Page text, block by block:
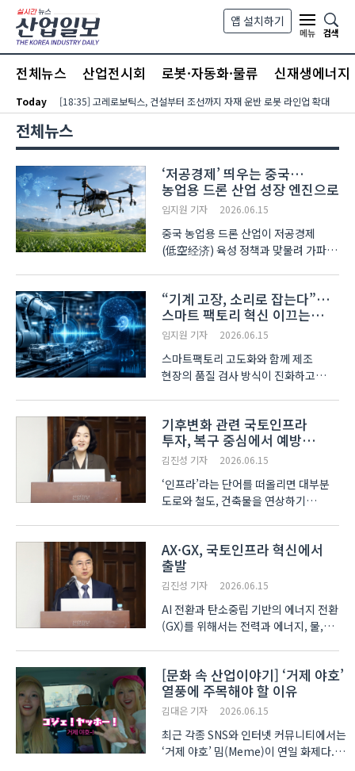
본문 바로가기
앱 설치하기
메뉴
검색
전체뉴스 산업전시회 로봇·자동화·물류 신재생에너지
Today [18:35] 고레로보틱스, 건설부터 조선까지 자재 운반 로봇 라인업 확대
전체뉴스
‘저공경제’ 띄우는 중국…
농업용 드론 산업 성장 엔진으로
임지원 기자 2026.06.15
중국 농업용 드론 산업이 저공경제
(低空经济) 육성 정책과 맞물려 가파른
비행 활동과 관련 산업 생태계를
포괄하는 개념으로, 중국이 미래를 이끌
새로운 성장 동력으로..
“기계 고장, 소리로 잡는다”…
스마트 팩토리 혁신 이끄는
‘음향 AI’
임지원 기자 2026.06.15
스마트팩토리 고도화와 함께 제조
현장의 품질 검사 방식이 진화하고
공정에 본격적으로 도입되며 제조
혁신의 핵심 열쇠로 떠올랐다. 음향
AI는 기계적 마찰음, 비정상적인 작동..
기후변화 관련 국토인프라
투자, 복구 중심에서 예방
중심으로 바꿔야
김진성 기자 2026.06.15
‘인프라’라는 단어를 떠올리면 대부분
도로와 철도, 건축물을 연상하기
모든 요소로 ‘인프라’의 개념이
확산되면서 이에 대한 새로운 시각과
접근이 요구된다. 국회에서 15..
AX·GX, 국토인프라 혁신에서
출발
김진성 기자 2026.06.15
AI 전환과 탄소중립 기반의 에너지 전환
(GX)를 위해서는 전력과 에너지, 물,
아직까지 국가 인프라에 대한 관리가
개별적으로 이뤄지기 때문에 유기적인
연계가 부족하다는 주장이..
[문화 속 산업이야기] ‘거제 야호’
열풍에 주목해야 할 이유
김대은 기자 2026.06.15
최근 각종 SNS와 인터넷 커뮤니티에서는
‘거제 야호’ 밈(Meme)이 연일 화제다.